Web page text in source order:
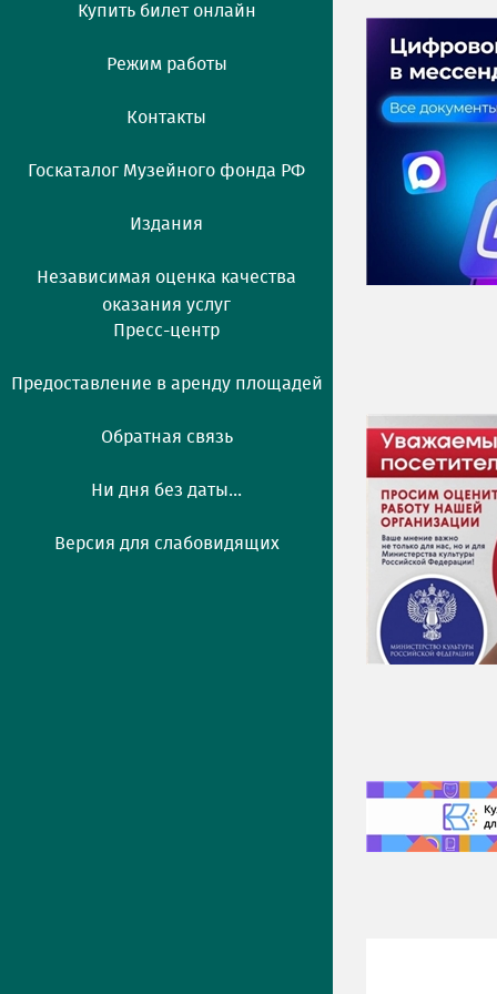
Купить билет онлайн
Режим работы
Контакты
Госкаталог Музейного фонда РФ
Издания
Независимая оценка качества
оказания услуг
Пресс-центр
Предоставление в аренду площадей
Обратная связь
Ни дня без даты...
Версия для слабовидящих